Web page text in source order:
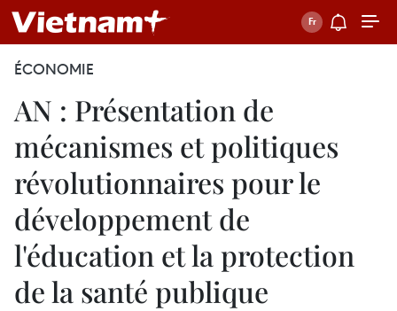
ÉCONOMIE
AN : Présentation de
mécanismes et politiques
révolutionnaires pour le
développement de
l'éducation et la protection
de la santé publique